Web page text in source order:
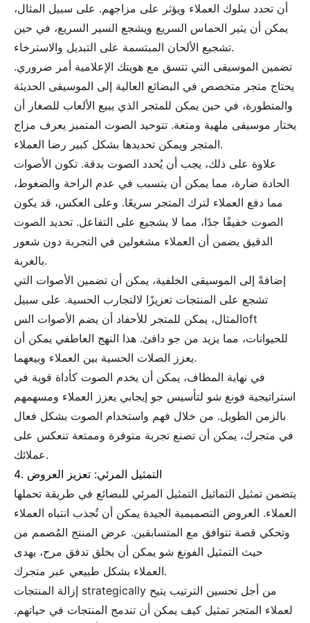
أن تحدد سلوك العملاء ويؤثر على مزاجهم. على سبيل المثال،
يمكن أن يثير الحماس السريع ويشجع السير السريع، في حين
تشجيع الألحان المبتسمة على التبديل والاسترخاء.
تضمين الموسيقى التي تتسق مع هويتك الإعلامية أمر ضروري.
يحتاج متجر متخصص في البضائع العالية إلى الموسيقى الحديثة
والمتطورة، في حين يمكن للمتجر الذي يبيع الألعاب للصغار أن
يختار موسيقى ملهية ومتعة. تتوحيد الصوت المتميز يعرف مزاج
المتجر ويمكن تحديدها بشكل كبير رضا العملاء.
علاوة على ذلك، يجب أن يُحدد الصوت بدقة. تكون الأصوات
الحادة ضارة، مما يمكن أن يتسبب في عدم الراحة والضغوط،
مما دفع العملاء لترك المتجر سريعًا. وعلى العكس، قد يكون
الصوت خفيفًا جدًا، مما لا يشجيع على التفاعل. تحديد الصوت
الدقيق يضمن أن العملاء مشغولين في التجربة دون شعور
بالغربة.
إضافةً إلى الموسيقى الخلفية، يمكن أن تضمين الأصوات التي
تشجع على المنتجات تعزيزًا لالتجارب الحسية. على سبيل
المثال، يمكن للمتجر للأحفاد أن يضم الأصوات السoft
للحيوانات، مما يزيد من جو دافئ. هذا النهج العاطفي يمكن أن
يعزز الصلات الحسية بين العملاء وبيعهما.
في نهاية المطاف، يمكن أن يخدم الصوت كأداة قوية في
استراتيجية فونغ شو لتأسيس جو إيجابي يعزز العملاء ومسهمهم
بالزمن الطويل. من خلال فهم واستخدام الصوت بشكل فعال
في متجرك، يمكن أن تصنع تجربة متوفرة وممتعة تنعكس على
عملائك.
4. التمثيل المرئي: تعزيز العروض
يتضمن تمثيل التماثيل التمثيل المرئي للبضائع في طريقة تحملها
العملاء. العروض التصميمية الجيدة يمكن أن تُجذب انتباه العملاء
وتحكي قصة تتوافق مع المتسابقين. عرض المنتج المُصمم من
حيث التمثيل الفونغ شو يمكن أن يخلق تدفق مرح، يهدى
العملاء بشكل طبيعي عبر متجرك.
إزالة المنتجات strategically من أجل تحسين الترتيب يتيح
لعملاء المتجر تمثيل كيف يمكن أن تندمج المنتجات في حياتهم.